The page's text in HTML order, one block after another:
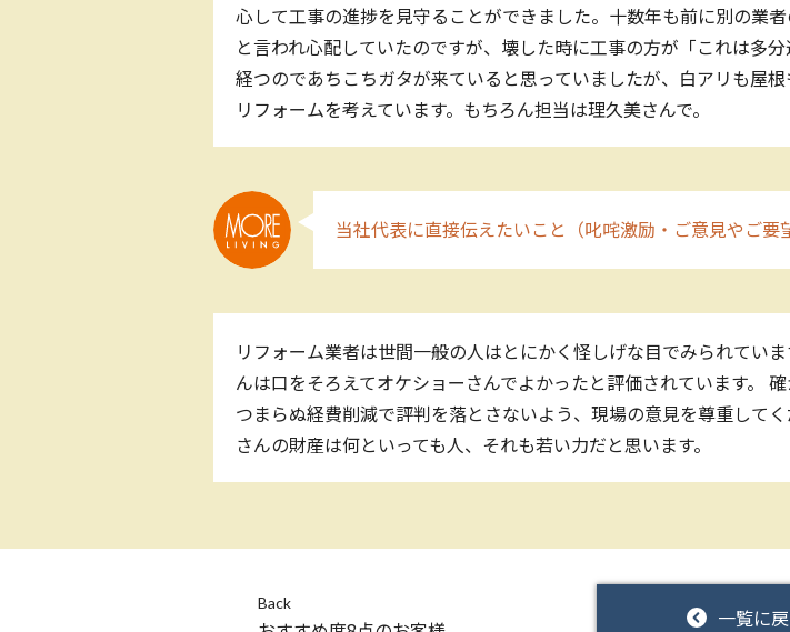
心して工事の進捗を見守ることができました。十数年も前に別の業
と言われ心配していたのですが、壊した時に工事の方が「これは多
経つのであちこちガタが来ていると思っていましたが、白アリも屋
リフォームを考えています。もちろん担当は理久美さんで。
当社代表に直接伝えたいこと（叱咤激励・ご意見やご要
リフォーム業者は世間一般の人はとにかく怪しげな目でみられてい
んは口をそろえてオケショーさんでよかったと評価されています。
つまらぬ経費削減で評判を落とさないよう、現場の意見を尊重して
さんの財産は何といっても人、それも若い力だと思います。
Back
一覧に